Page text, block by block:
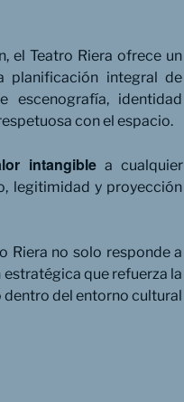
el Teatro Riera ofrece un
planificación integral de
escenografía, identidad
con el espacio.
intangiblea cualquier
legitimidad y proyección
Riera no solo responde a
que refuerza la
del entorno cultural